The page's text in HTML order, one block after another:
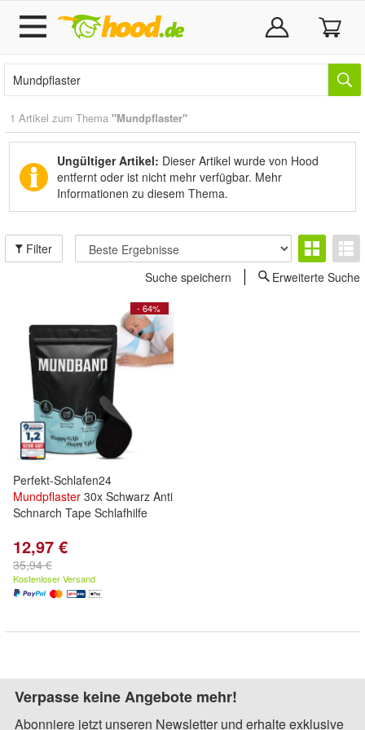
1 Artikel zum Thema "Mundpflaster"
Ungültiger Artikel: Dieser Artikel wurde von Hood
entfernt oder ist nicht mehr verfügbar. Mehr
Informationen zu diesem Thema.
Filter
Suche speichern
Erweiterte Suche
- 64%
Perfekt-Schlafen24
Mundpflaster 30x Schwarz Anti
Schnarch Tape Schlafhilfe
12,97 €
35,94 €
Kostenloser Versand
Verpasse keine Angebote mehr!
Abonniere jetzt unseren Newsletter und erhalte exklusive